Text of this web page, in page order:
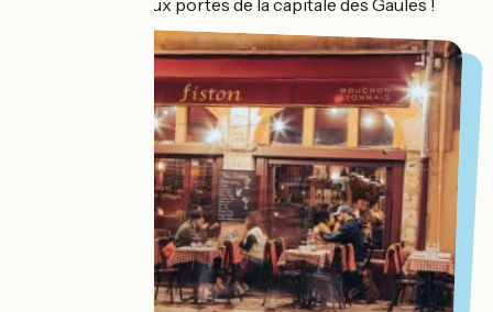
de nature jusqu'aux portes de la capitale des Gaules !